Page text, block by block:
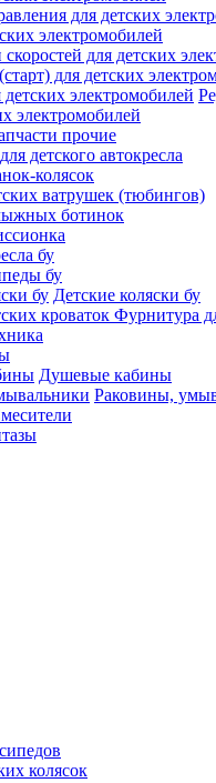
для детских
электромобилей
для детских
для детских
электромобилей
прочие
детского автокресла
колясок
ватрушек (тюбингов)
ботинок
бу
бу
Детские коляски бу
Фурнитура
Душевые кабины
Раковины,
колясок